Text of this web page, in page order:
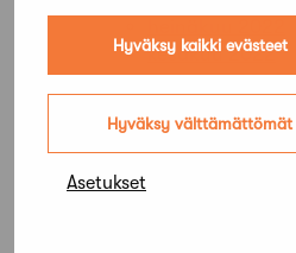
Hyväksy kaikki evästeet
Hyväksy välttämättömät
Asetukset
kesäkuu 2022
toukokuu 2022
maaliskuu 2022